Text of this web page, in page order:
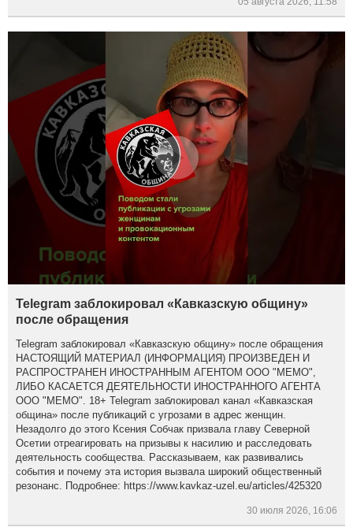
Telegram заблокировал «Кавказскую общину»
после обращения
Telegram заблокировал «Кавказскую общину» после обращения
НАСТОЯЩИЙ МАТЕРИАЛ (ИНФОРМАЦИЯ) ПРОИЗВЕДЕН И
РАСПРОСТРАНЕН ИНОСТРАННЫМ АГЕНТОМ ООО "МЕМО",
ЛИБО КАСАЕТСЯ ДЕЯТЕЛЬНОСТИ ИНОСТРАННОГО АГЕНТА
ООО "МЕМО". 18+ Telegram заблокировал канал «Кавказская
община» после публикаций с угрозами в адрес женщин.
Незадолго до этого Ксения Собчак призвала главу Северной
Осетии отреагировать на призывы к насилию и расследовать
деятельность сообщества. Рассказываем, как развивались
события и почему эта история вызвала широкий общественный
резонанс. Подробнее: https://www.kavkaz-uzel.eu/articles/425320
30 июля 2026, 16:06